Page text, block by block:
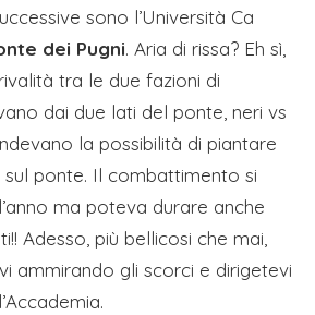
sono l’Università Ca
dei Pugni. Aria di rissa? Eh sì,
tra le due fazioni di
dai due lati del ponte, neri vs
la possibilità di piantare
sul ponte. Il combattimento si
ma poteva durare anche
Adesso, più bellicosi che mai,
ammirando gli scorci e dirigetevi